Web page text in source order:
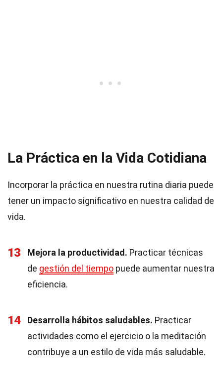
La Práctica en la Vida Cotidiana
Incorporar la práctica en nuestra rutina diaria puede
tener un impacto significativo en nuestra calidad de
vida.
13 Mejora la productividad. Practicar técnicas
de gestión del tiempo puede aumentar nuestra
eficiencia.
14 Desarrolla hábitos saludables. Practicar
actividades como el ejercicio o la meditación
contribuye a un estilo de vida más saludable.